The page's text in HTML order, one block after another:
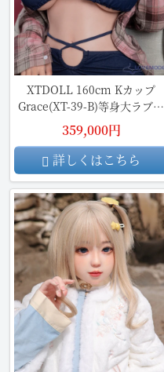
XTDOLL 160cm Kカップ
Grace(XT-39-B)等身大ラブド
ール
359,000円
詳しくはこちら